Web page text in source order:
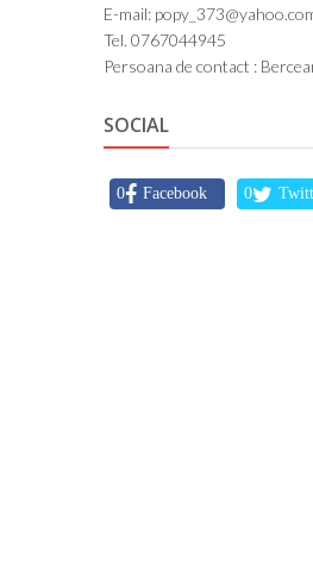
E-mail:
Tel. 0767044945
Persoana de contact :
SOCIAL
Facebook
0 0